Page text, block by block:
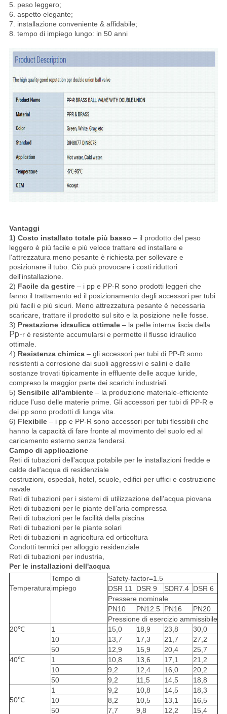
5. peso leggero;
6. aspetto elegante;
7. installazione conveniente & affidabile;
8. tempo di impiego lungo: in 50 anni
Vantaggi
1) Costo installato totale più basso – il prodotto del peso
leggero è più facile e più veloce trattare ed installare e
l'attrezzatura meno pesante è richiesta per sollevare e
posizionare il tubo. Ciò può provocare i costi riduttori
dell'installazione.
2) Facile da gestire– i pp e PP-R sono prodotti leggeri che
fanno il trattamento ed il posizionamento degli accessori per tubi
più facili e più sicuri. Meno attrezzatura pesante è necessaria
scaricare, trattare il prodotto sul sito e la posizione nelle fosse.
3) Prestazione idraulica ottimale– la pelle interna liscia della
Pp-r è resistente accumularsi e permette il flusso idraulico
ottimale.
4) Resistenza chimica– gli accessori per tubi di PP-R sono
resistenti a corrosione dai suoli aggressivi e salini e dalle
sostanze trovati tipicamente in effluente delle acque luride,
compreso la maggior parte dei scarichi industriali.
5) Sensibile all'ambiente– la produzione materiale-efficiente
riduce l'uso delle materie prime. Gli accessori per tubi di PP-R e
dei pp sono prodotti di lunga vita.
6) Flexibile– i pp e PP-R sono accessori per tubi flessibili che
hanno la capacità di fare fronte al movimento del suolo ed al
caricamento esterno senza fendersi.
Campo di applicazione
Reti di tubazioni dell'acqua potabile per le installazioni fredde e
calde dell'acqua di residenziale
costruzioni, ospedali, hotel, scuole, edifici per uffici e costruzione
navale
Reti di tubazioni per i sistemi di utilizzazione dell'acqua piovana
Reti di tubazioni per le piante dell'aria compressa
Reti di tubazioni per le facilità della piscina
Reti di tubazioni per le piante solari
Reti di tubazioni in agricoltura ed orticoltura
Condotti termici per alloggio residenziale
Reti di tubazioni per industria,
Per le installazioni dell'acqua
Temperatura
Tempo di
impiego
Safety-factor=1.5
DSR 11
DSR 9 SDR7.4 DSR 6
Pressere nominale
PN10
PN12.5 PN16
PN20
Pressione di esercizio ammissibile
20℃
1 15,0 18,9 23,8
30,0
10
13,7 17,3 21,7
27,2
50
12,9 15,9 20,4
25,7
40℃
1 10,8 13,6 17,1
21,2
10
9,2 12,4 16,0
20,2
50
9,2 11,5 14,5 18,8
50℃
1 9,2 10,8 14,5
18,3
10
8,2 10,5 13,1
16,5
50
7,7 9,8 12,2
15,4